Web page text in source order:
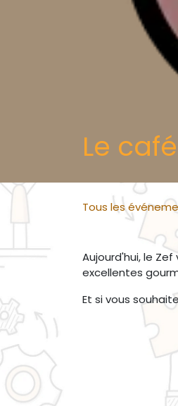
Le
Tous les
Aujourd'hui, le
excellentes
Et si vous